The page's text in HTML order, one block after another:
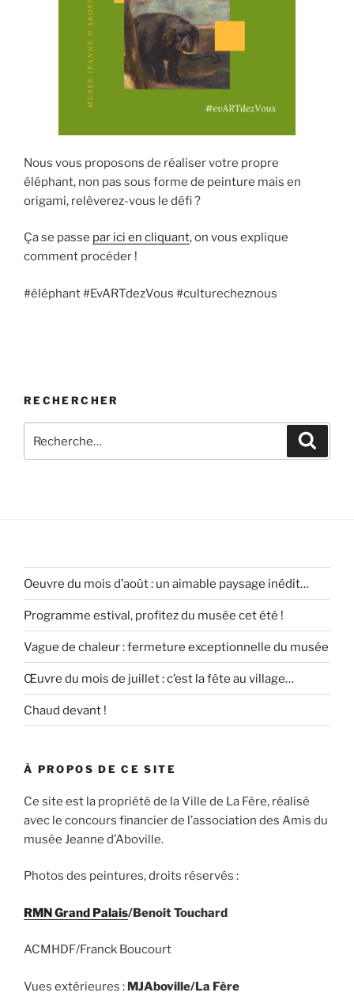
Nous vous proposons de réaliser votre propre
éléphant, non pas sous forme de peinture mais en
origami, relèverez-vous le défi ?
Ça se passe par ici en cliquant, on vous explique
comment procéder !
#éléphant #EvARTdezVous #culturecheznous
RECHERCHER
pour
Oeuvre du mois d’août : un aimable paysage inédit…
Programme estival, profitez du musée cet été !
Vague de chaleur : fermeture exceptionnelle du musée
Œuvre du mois de juillet : c’est la fête au village…
Chaud devant !
À PROPOS DE CE SITE
Ce site est la propriété de la Ville de La Fère, réalisé
avec le concours financier de l’association des Amis du
musée Jeanne d’Aboville.
Photos des peintures, droits réservés :
RMN Grand Palais/Benoit Touchard
ACMHDF/Franck Boucourt
Vues extérieures : MJAboville/La Fère